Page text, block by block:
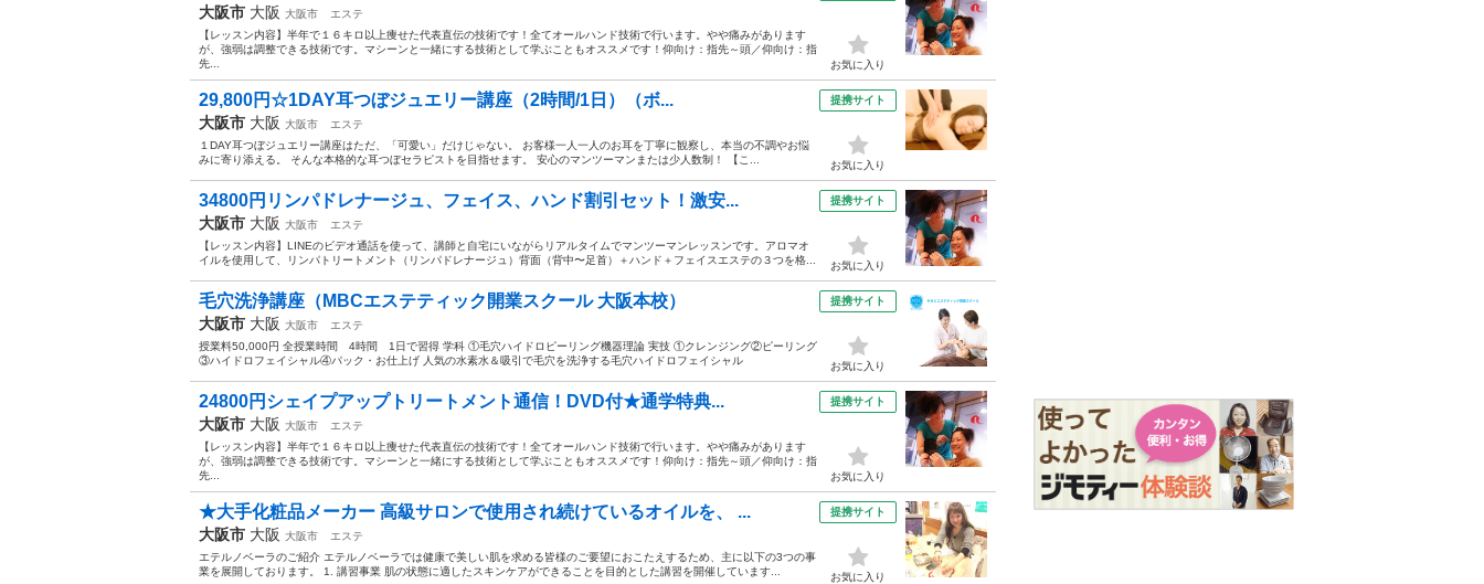
大阪市 大阪 大阪市
エステ
【レッスン内容】半年で１６キロ以上痩せた代表直伝の技術です！全てオールハンド技術で行います。やや痛みがあります
が、強弱は調整できる技術です。マシーンと一緒にする技術として学ぶこともオススメです！仰向け：指先～頭／仰向け：指
先...
お気に入り
29,800円☆1DAY耳つぼジュエリー講座（2時間/1日）（ボ...
大阪市 大阪 大阪市
エステ
１DAY耳つぼジュエリー講座はただ、「可愛い」だけじゃない。 お客様一人一人のお耳を丁寧に観察し、本当の不調やお悩
みに寄り添える。 そんな本格的な耳つぼセラピストを目指せます。 安心のマンツーマンまたは少人数制！ 【こ...
提携サイト
お気に入り
34800円リンパドレナージュ、フェイス、ハンド割引セット！激安...
大阪市 大阪 大阪市
エステ
【レッスン内容】LINEのビデオ通話を使って、講師と自宅にいながらリアルタイムでマンツーマンレッスンです。アロマオ
イルを使用して、リンパトリートメント（リンパドレナージュ）背面（背中〜足首）＋ハンド＋フェイスエステの３つを格...
提携サイト
お気に入り
毛穴洗浄講座（MBCエステティック開業スクール 大阪本校）
大阪市 大阪 大阪市
エステ
授業料50,000円 全授業時間 4時間 1日で習得 学科 ①毛穴ハイドロピーリング機器理論 実技 ①クレンジング②ピーリング
③ハイドロフェイシャル④パック・お仕上げ 人気の水素水＆吸引で毛穴を洗浄する毛穴ハイドロフェイシャル
提携サイト
お気に入り
24800円シェイプアップトリートメント通信！DVD付★通学特典...
大阪市 大阪 大阪市
エステ
【レッスン内容】半年で１６キロ以上痩せた代表直伝の技術です！全てオールハンド技術で行います。やや痛みがあります
が、強弱は調整できる技術です。マシーンと一緒にする技術として学ぶこともオススメです！仰向け：指先～頭／仰向け：指
先...
提携サイト
お気に入り
★大手化粧品メーカー 高級サロンで使用され続けているオイルを、 ...
大阪市 大阪 大阪市
エステ
エテルノベーラのご紹介 エテルノベーラでは健康で美しい肌を求める皆様のご要望におこたえするため、主に以下の3つの事
業を展開しております。 1. 講習事業 肌の状態に適したスキンケアができることを目的とした講習を開催しています...
提携サイト
お気に入り